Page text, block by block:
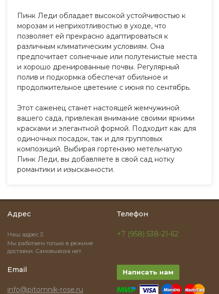
Пинк Леди обладает высокой устойчивостью к
морозам и неприхотливостью в уходе, что
позволяет ей прекрасно адаптироваться к
различным климатическим условиям. Она
предпочитает солнечные или полутенистые места
и хорошо дренированные почвы. Регулярный
полив и подкормка обеспечат обильное и
продолжительное цветение с июня по сентябрь.
Этот саженец станет настоящей жемчужиной
вашего сада, привлекая внимание своими яркими
красками и элегантной формой. Подходит как для
одиночных посадок, так и для групповых
композиций. Выбирая гортензию метельчатую
Пинк Леди, вы добавляете в свой сад нотку
романтики и изысканности.
Адрес
Наш адрес
Мы работаем только в режиме
доставки. Самовывоза нет.
Телефон
+7 (958) 538-21-62
Email
info@pitomnik-rose.ru
Написать нам